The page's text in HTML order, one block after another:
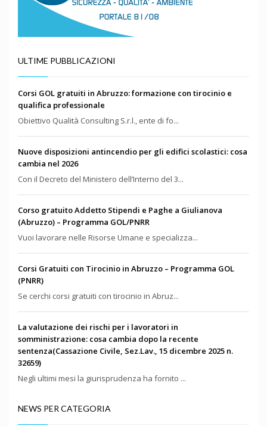
ULTIME PUBBLICAZIONI
Corsi GOL gratuiti in Abruzzo: formazione con tirocinio e
qualifica professionale
Obiettivo Qualità Consulting S.r.l., ente di fo...
Nuove disposizioni antincendio per gli edifici scolastici: cosa
cambia nel 2026
Con il Decreto del Ministero dell’Interno del 3...
Corso gratuito Addetto Stipendi e Paghe a Giulianova
(Abruzzo) – Programma GOL/PNRR
Vuoi lavorare nelle Risorse Umane e specializza...
Corsi Gratuiti con Tirocinio in Abruzzo – Programma GOL
(PNRR)
Se cerchi corsi gratuiti con tirocinio in Abruz...
La valutazione dei rischi per i lavoratori in
somministrazione: cosa cambia dopo la recente
sentenza(Cassazione Civile, Sez.Lav., 15 dicembre 2025 n.
32659)
Negli ultimi mesi la giurisprudenza ha fornito ...
NEWS PER CATEGORIA